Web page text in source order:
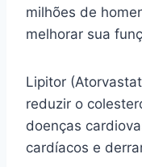
milhões de
melhorar sua
Lipitor
reduzir o
doenças
cardíacos e